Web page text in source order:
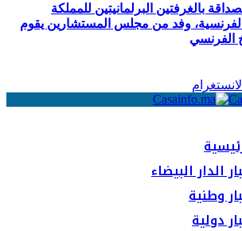
بالغرفتين البرلمانيتين للمملكة
الفرنسية، وفد من مجلس المستشارين يقوم
الفرنسي
الدار البيضاء
وطنية
دولية